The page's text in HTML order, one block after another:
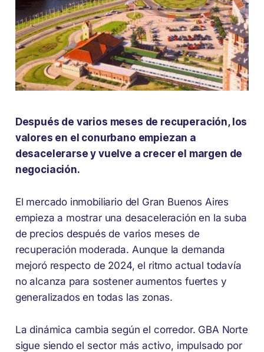
Después de varios meses de recuperación, los
valores en el conurbano empiezan a
desacelerarse y vuelve a crecer el margen de
negociación.
El mercado inmobiliario del Gran Buenos Aires
empieza a mostrar una desaceleración en la suba
de precios después de varios meses de
recuperación moderada. Aunque la demanda
mejoró respecto de 2024, el ritmo actual todavía
no alcanza para sostener aumentos fuertes y
generalizados en todas las zonas.
La dinámica cambia según el corredor. GBA Norte
sigue siendo el sector más activo, impulsado por